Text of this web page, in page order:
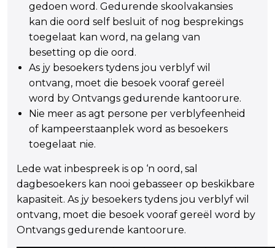
gedoen word. Gedurende skoolvakansies
kan die oord self besluit of nog besprekings
toegelaat kan word, na gelang van
besetting op die oord.
As jy besoekers tydens jou verblyf wil
ontvang, moet die besoek vooraf gereël
word by Ontvangs gedurende kantoorure.
Nie meer as agt persone per verblyfeenheid
of kampeerstaanplek word as besoekers
toegelaat nie.
Lede wat inbespreek is op ‘n oord, sal
dagbesoekers kan nooi gebasseer op beskikbare
kapasiteit. As jy besoekers tydens jou verblyf wil
ontvang, moet die besoek vooraf gereël word by
Ontvangs gedurende kantoorure.